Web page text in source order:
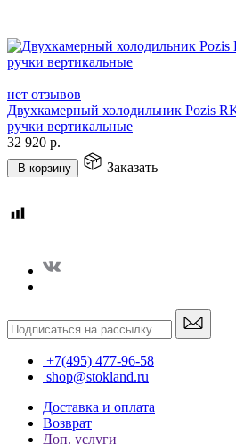
нет отзывов
Двухкамерный холодильник Pozis
ручки вертикальные
32 920 р.
В корзину Заказать
+7(495) 477-96-58
shop@stokland.ru
Доставка и оплата
Возврат
Доп. услуги